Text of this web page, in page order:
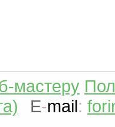
мастеру
E-mail: